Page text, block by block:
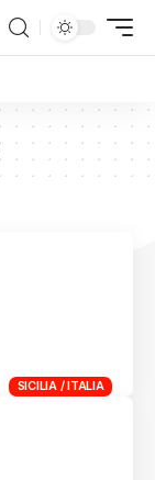
SICILIA / ITALIA